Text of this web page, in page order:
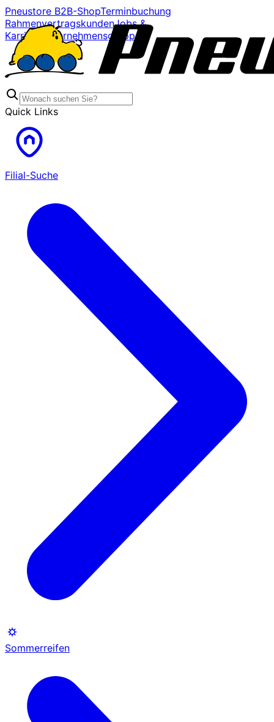
Pneustore B2B-ShopTerminbuchung
RahmenvertragskundenJobs &
Karriere
Unternehmensgruppe
Quick Links
Filial-Suche
Sommerreifen